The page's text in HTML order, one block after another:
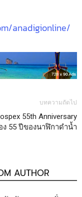
anadigionline/
บทความถัดไป
55th Anniversary
ง 55 ปีของนาฬิกาดำน้ำ
AUTHOR